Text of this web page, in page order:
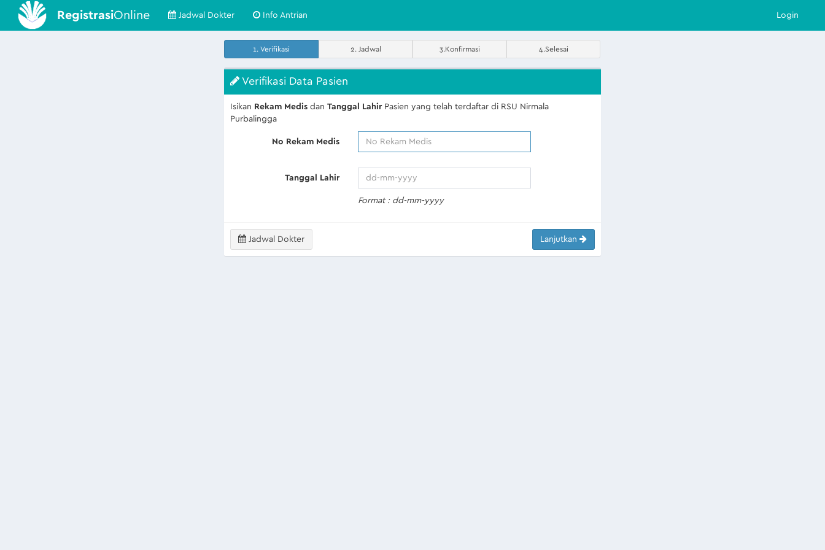
RegistrasiOnline Jadwal Dokter Info Antrian Login
1. Verifikasi 2. Jadwal 3.Konfirmasi 4.Selesai
Verifikasi Data Pasien
Isikan Rekam Medis danTanggal LahirPasien yang telah terdaftar di RSU Nirmala
Purbalingga
No Rekam Medis
Tanggal Lahir
Format : dd-mm-yyyy
Jadwal Dokter Lanjutkan